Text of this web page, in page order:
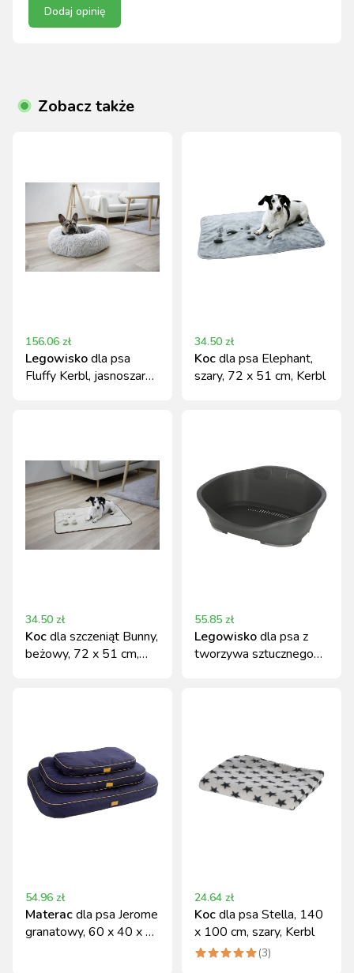
Dodaj opinię
Zobacz także
156.06 zł
Legowiskodla psa
Fluffy Kerbl, jasnoszare,
34.50 zł
Kocdla psa Elephant,
szary, 72 x 51 cm, Kerbl
34.50 zł
Kocdla szczeniąt Bunny,
beżowy, 72 x 51 cm,
55.85 zł
Legowiskodla psa z
tworzywa sztucznego
54.96 zł
Materacdla psa Jerome
granatowy, 60 x 40 x 6
24.64 zł
Kocdla psa Stella, 140
x 100 cm, szary, Kerbl
(3)